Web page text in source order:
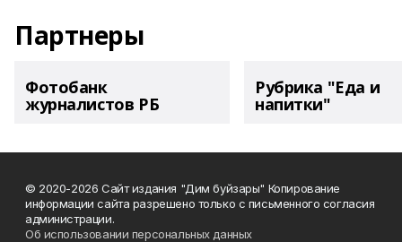
Партнеры
Фотобанк
журналистов РБ
Рубрика "Еда и
напитки"
© 2020-2026 Сайт издания "Дим буйзары" Копирование
информации сайта разрешено только с письменного согласия
администрации.
Об использовании персональных данных